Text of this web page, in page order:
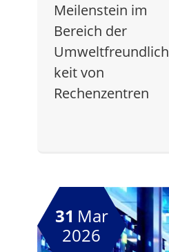
Meilenstein im
Bereich der
Umweltfreundlich
keit von
Rechenzentren
31 Mar
2026